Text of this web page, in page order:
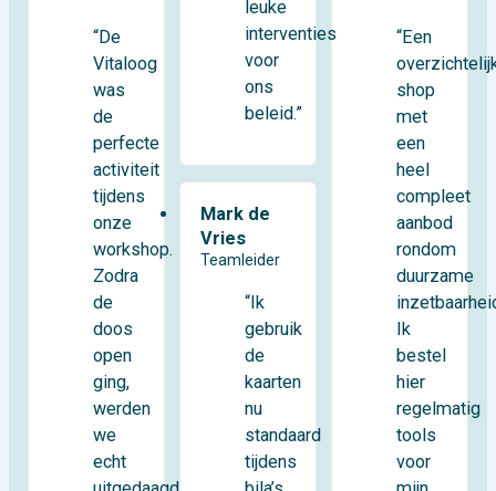
“De
Vitaloog
was
de
perfecte
activiteit
tijdens
onze
workshop.
Zodra
de
doos
open
ging,
werden
we
echt
leuke
interventies
voor
ons
beleid.”
Mark de
Vries
Teamleider
“Ik
gebruik
de
kaarten
nu
standaard
tijdens
“Een
shop
met
een
heel
compleet
aanbod
rondom
duurzame
Ik
bestel
hier
regelmatig
tools
voor